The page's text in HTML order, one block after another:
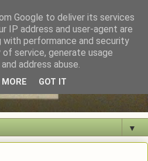
▼
Google to deliver its services
IP address and user-agent are
with performance and security
service, generate usage
address abuse.
MORE GOT IT